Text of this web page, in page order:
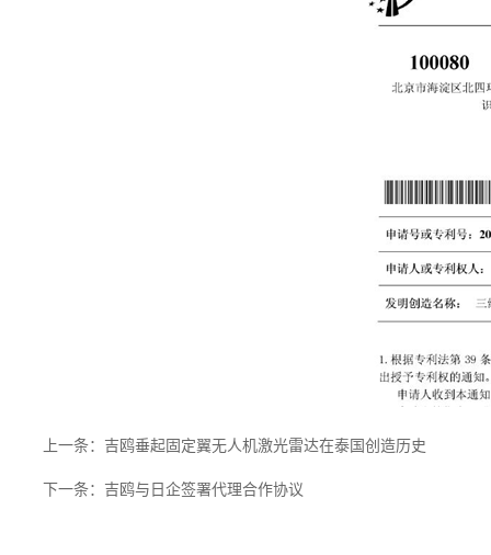
上一条：吉鸥垂起固定翼无人机激光雷达在泰国创造历史
下一条：吉鸥与日企签署代理合作协议